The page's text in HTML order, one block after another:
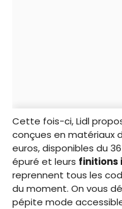
Cette fois-ci, Lidl
conçues en matériaux
euros, disponibles du
épuré et leurs finitions
reprennent tous les
du moment. On vous
pépite mode